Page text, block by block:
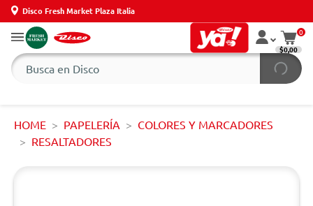
Disco Fresh Market Plaza Italia
0
$0,00
HOME PAPELERÍA
COLORES Y MARCADORES
RESALTADORES